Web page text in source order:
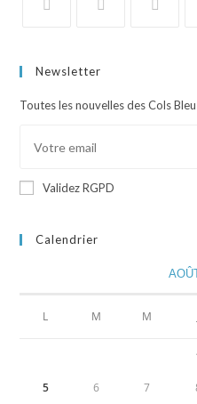
Newsletter
Toutes les nouvelles des Cols
Validez RGPD
Calendrier
L M M
5 6 7